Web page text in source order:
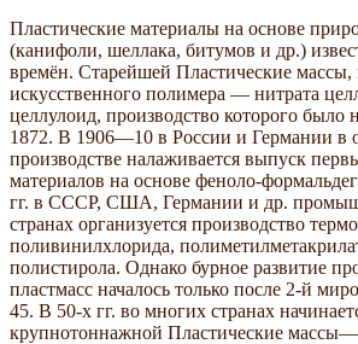
Пластические материалы на основе
(канифоли, шеллака, битумов и др.)
времён. Старейшей Пластические массы,
искусственного полимера — нитрата
целлулоид, производство которого
1872. В 1906—10 в России и Германии в
производстве налаживается выпуск
материалов на основе феноло-
гг. в СССР, США, Германии и др.
странах организуется производство
поливинилхлорида,
полистирола. Однако бурное развитие
пластмасс началось только после 2-й
45. В 50-х гг. во многих странах
крупнотоннажной Пластические массы—